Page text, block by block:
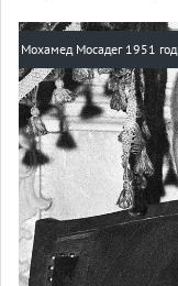
Мохамед Мосадег 1951